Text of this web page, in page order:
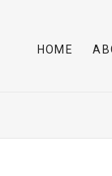
HOME